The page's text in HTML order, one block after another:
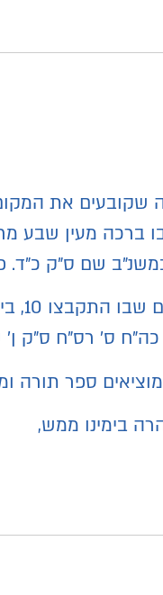
שקובעים את
ברכה מעין שבע
שם ס"ק כ"ד.
במקום, אומרים ברכת מעין שבע.
כה"ח ס' רס"ח ס"ק
ספר תורה
בימינו ממש,